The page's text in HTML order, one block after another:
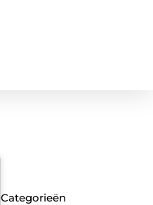
Categorieën